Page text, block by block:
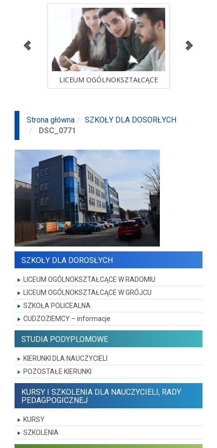
LICEUM OGÓLNOKSZTAŁCĄCE
sprawdź ofertę
LICEUM OGÓLNOKSZTAŁCĄCE
Strona główna
SZKOŁY DLA DOSORŁYCH
DSC_0771
SZKOŁY DLA DOROSŁYCH
LICEUM OGÓLNOKSZTAŁCĄCE W RADOMIU
LICEUM OGÓLNOKSZTAŁCĄCE W GRÓJCU
SZKOŁA POLICEALNA
CUDZOZIEMCY – informacje
STUDIA PODYPLOMOWE
KIERUNKI DLA NAUCZYCIELI
POZOSTAŁE KIERUNKI
KURSY I SZKOLENIA DLA NAUCZYCIELI, RADY
PEDAGPOGICZNEJ
KURSY
SZKOLENIA